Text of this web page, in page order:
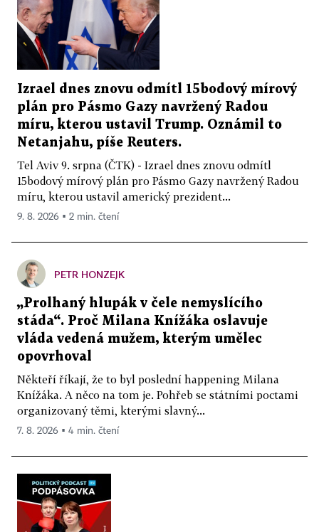
Izrael dnes znovu odmítl 15bodový mírový
plán pro Pásmo Gazy navržený Radou
míru, kterou ustavil Trump. Oznámil to
Netanjahu, píše Reuters.
Tel Aviv 9. srpna (ČTK) - Izrael dnes znovu odmítl
15bodový mírový plán pro Pásmo Gazy navržený Radou
míru, kterou ustavil americký prezident...
9. 8. 2026 ▪ 2 min. čtení
PETR HONZEJK
„Prolhaný hlupák v čele nemyslícího
stáda“. Proč Milana Knížáka oslavuje
vláda vedená mužem, kterým umělec
opovrhoval
Někteří říkají, že to byl poslední happening Milana
Knížáka. A něco na tom je. Pohřeb se státními poctami
organizovaný těmi, kterými slavný...
7. 8. 2026 ▪ 4 min. čtení